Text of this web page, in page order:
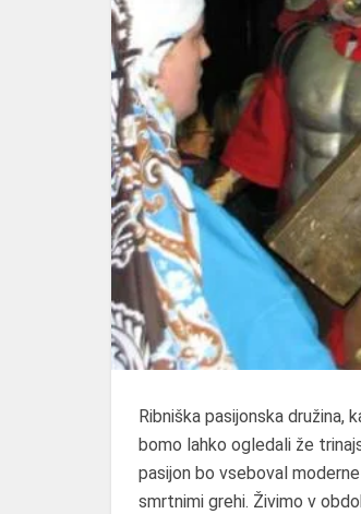
Ribniška pasijonska
bomo lahko ogledali že
pasijon bo vseboval
smrtnimi grehi. Živimo v